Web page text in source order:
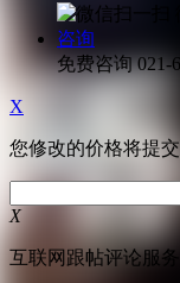
咨询
免费咨询 021-
X
您修改的价格将提
X
互联网跟帖评论服务